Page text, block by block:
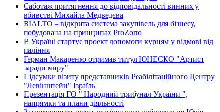
Саботаж притягнення до відповідальності винних у
вбивстві Михайла Медведєва
RIALTO – відкрита система закупівель для бізнесу,
побудована на принципах ProZorro
В Україні стартує проект допомоги курцям у відмові від
паління
Герман Макаренко отримав титул ЮНЕСКО "Артист
заради миру"
Підсумки візиту представників Реабілітаційного Центру
"Левінштейн" Ізраїль
Презентація ГО " Народний трибунал України ",
напрямки та плани діяльності